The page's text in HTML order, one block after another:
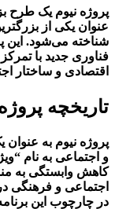
پروژه نیوم یک
عنوان یکی از
شناخته می‌شود. این
فناوری جدید با
اقتصادی و ساختار
تاریخچه
پروژه نیوم به
کاهش وابستگی به
اجتماعی و فرهنگی
در چارچوب این